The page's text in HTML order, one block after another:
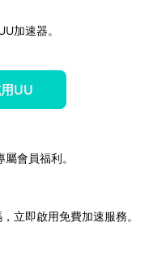
加速器。
UU
會員福利。
立即啟用免費加速服務。